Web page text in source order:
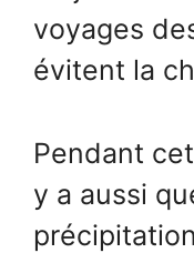
voyages
évitent la
Pendant
y a aussi